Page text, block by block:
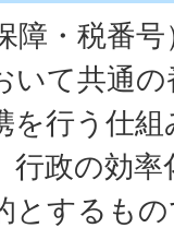
障・税番
いて共通
を行う仕
行政の効
とするも